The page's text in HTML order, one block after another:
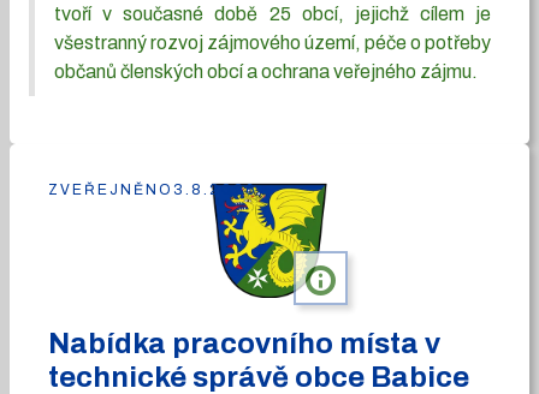
tvoří v současné době 25 obcí, jejichž cílem je
všestranný rozvoj zájmového území, péče o potřeby
občanů členských obcí a ochrana veřejného zájmu.
info
Nabídka pracovního místa v
technické správě obce Babice
ZVEŘEJNĚNO 3.8.2026